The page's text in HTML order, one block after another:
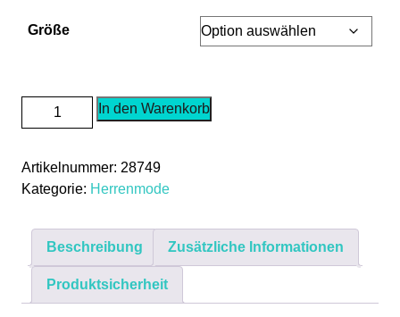
Größe
Männer
Transparent
Neonblau
Slip
Herren
Durchsichtige
Unterwäsche
Menge
In den Warenkorb
Artikelnummer: 28749
Kategorie: Herrenmode
Beschreibung Zusätzliche Informationen
Produktsicherheit